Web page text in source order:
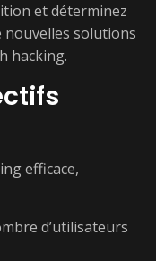
et déterminez
nouvelles solutions
hacking.
efficace,
d’utilisateurs